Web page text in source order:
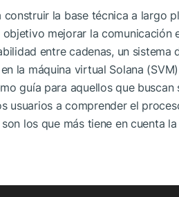
la base técnica a largo
mejorar la comunicación
entre cadenas, un
la máquina virtual Solana
guía para aquellos que
usuarios a comprender el
los que más tiene en cuenta